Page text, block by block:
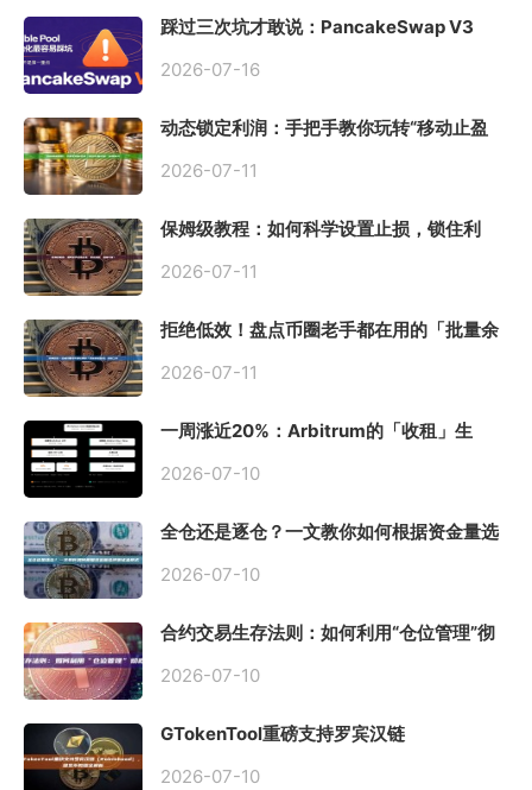
踩过三次坑才敢说：PancakeSwap V3
初始化
2026-07-16
动态锁定利润：手把手教你玩转“移动止盈
2026-07-11
保姆级教程：如何科学设置止损，锁住利
2026-07-11
拒绝低效！盘点币圈老手都在用的「批量余
2026-07-11
一周涨近20%：Arbitrum的「收租」生
2026-07-10
全仓还是逐仓？一文教你如何根据资金量选
2026-07-10
合约交易生存法则：如何利用“仓位管理”彻
2026-07-10
GTokenTool重磅支持罗宾汉链
2026-07-10